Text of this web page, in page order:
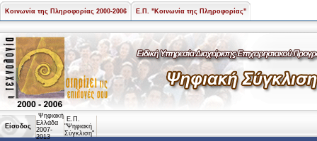
Κοινωνία της Πληροφορίας 2000-2006 Ε.Π. "Κοινωνία της Πληροφορίας"
Είσοδος
Ψηφιακή
Ελλάδα
2007-
2013
Ε.Π.
"Ψηφιακή
Σύγκλιση"